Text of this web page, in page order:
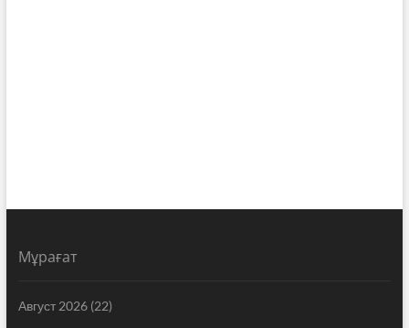
Мұрағат
Август 2026(22)